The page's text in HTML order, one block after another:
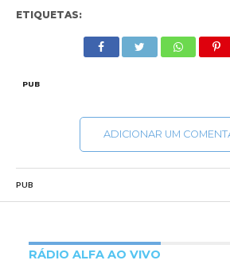
ETIQUETAS:
PUB
ADICIONAR UM
PUB
RÁDIO ALFA AO VIVO